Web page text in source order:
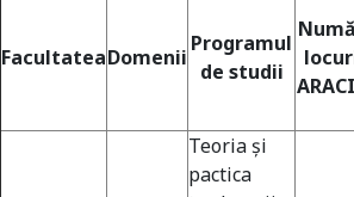
FacultateaDomenii
Programul
de studii
Teoria şi
pactica